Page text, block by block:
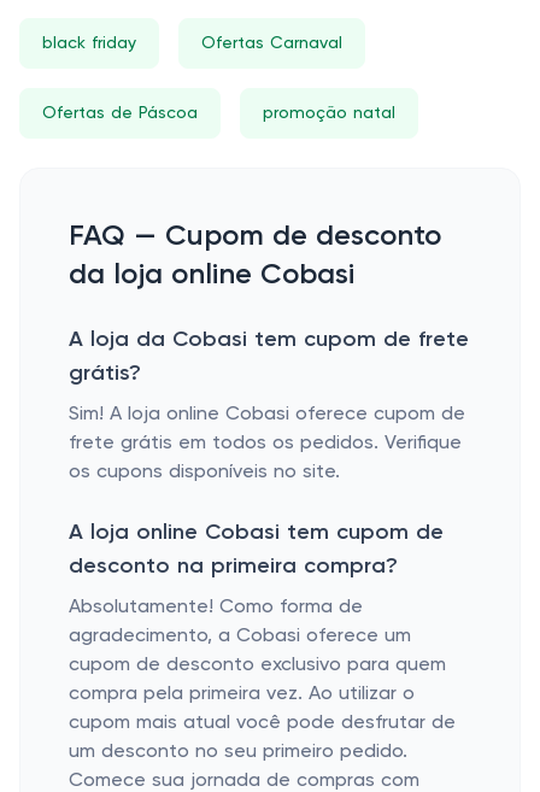
black friday Ofertas Carnaval
Ofertas de Páscoa promoção natal
FAQ — Cupom de desconto
da loja online Cobasi
A loja da Cobasi tem cupom de frete
grátis?
Sim! A loja online Cobasi oferece cupom de
frete grátis em todos os pedidos. Verifique
os cupons disponíveis no site.
A loja online Cobasi tem cupom de
desconto na primeira compra?
Absolutamente! Como forma de
agradecimento, a Cobasi oferece um
cupom de desconto exclusivo para quem
compra pela primeira vez. Ao utilizar o
cupom mais atual você pode desfrutar de
um desconto no seu primeiro pedido.
Comece sua jornada de compras com